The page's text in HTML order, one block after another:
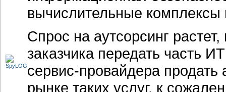
вычислительные
Спрос на аутсорсинг
заказчика передать часть
сервис-провайдерапродать
рынке таких услуг, к